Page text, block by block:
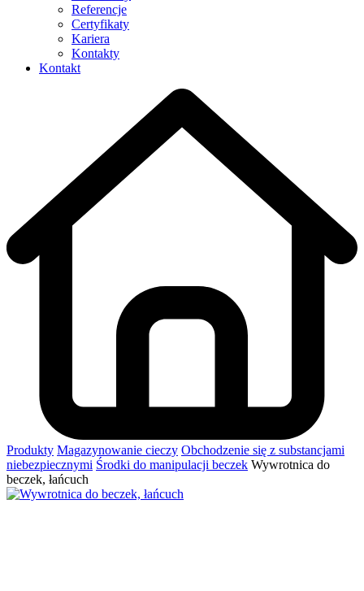
Referencje
Certyfikaty
Kariera
Kontakty
Kontakt
Produkty Magazynowanie cieczy Obchodzenie się z substancjami
niebezpiecznymi Środki do manipulacji beczek Wywrotnica do
beczek, łańcuch